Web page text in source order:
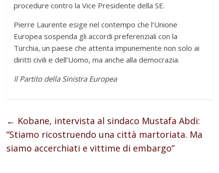
procedure contro la Vice Presidente della SE.
Pierre Laurente esige nel contempo che l’Unione
Europea sospenda gli accordi preferenziali con la
Turchia, un paese che attenta impunemente non solo ai
diritti civili e dell’Uomo, ma anche alla democrazia.
Il Partito della Sinistra Europea
← Kobane, intervista al sindaco Mustafa Abdi:
“Stiamo ricostruendo una città martoriata. Ma
siamo accerchiati e vittime di embargo”